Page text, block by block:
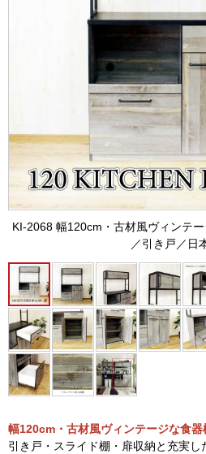
KI-2068 幅120cm・古材風ヴィンテ
／引き戸／日
幅120cm・古材風ヴィンテージな食器
引き戸・スライド棚・扉収納と充実し